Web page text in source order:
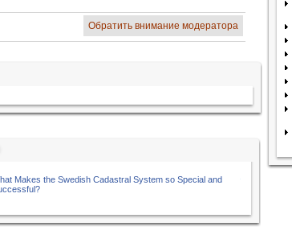
Обратить внимание модератора
Makes the Swedish Cadastral System so Special and